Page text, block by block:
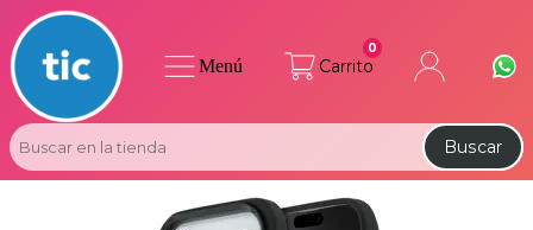
Carrito
0
Buscar
Menú